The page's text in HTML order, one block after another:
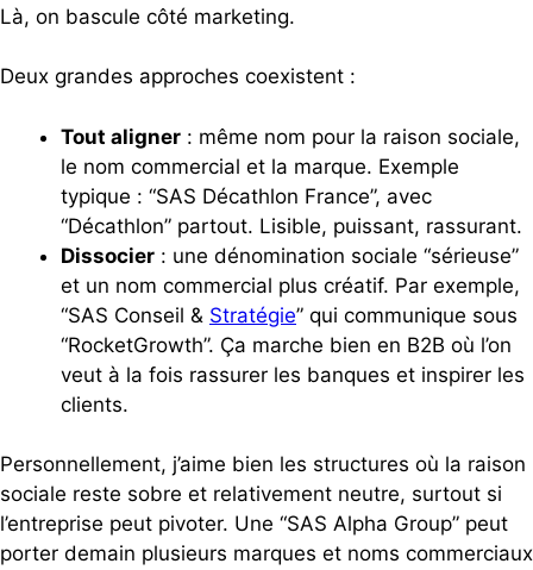
Là, on bascule côté marketing.
Deux grandes approches coexistent :
Tout aligner : même nom pour la raison sociale,
le nom commercial et la marque. Exemple
typique : “SAS Décathlon France”, avec
“Décathlon” partout. Lisible, puissant, rassurant.
Dissocier : une dénomination sociale “sérieuse”
et un nom commercial plus créatif. Par exemple,
“SAS Conseil & Stratégie” qui communique sous
“RocketGrowth”. Ça marche bien en B2B où l’on
veut à la fois rassurer les banques et inspirer les
clients.
Personnellement, j’aime bien les structures où la raison
sociale reste sobre et relativement neutre, surtout si
l’entreprise peut pivoter. Une “SAS Alpha Group” peut
porter demain plusieurs marques et noms commerciaux